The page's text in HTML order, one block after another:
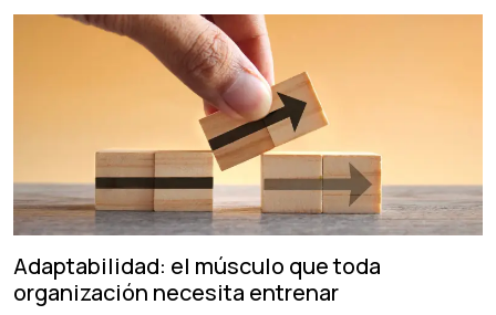
Adaptabilidad: el músculo que toda
organización necesita entrenar